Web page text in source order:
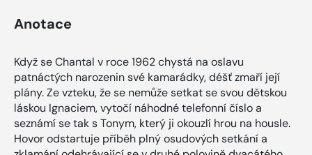
Anotace
Když se Chantal v roce 1962 chystá na oslavu
patnáctých narozenin své kamarádky, déšť zmaří její
plány. Ze vzteku, že se nemůže setkat se svou dětskou
láskou Ignaciem, vytočí náhodné telefonní číslo a
seznámí se tak s Tonym, který ji okouzlí hrou na housle.
Hovor odstartuje příběh plný osudových setkání a